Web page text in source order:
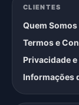
CLIENTES
Quem Somos
Termos e
Privacidade
Informações